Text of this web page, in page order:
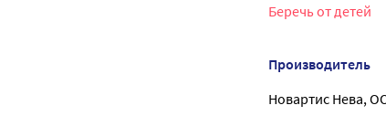
Беречь от детей
Производитель
Новартис Нева,